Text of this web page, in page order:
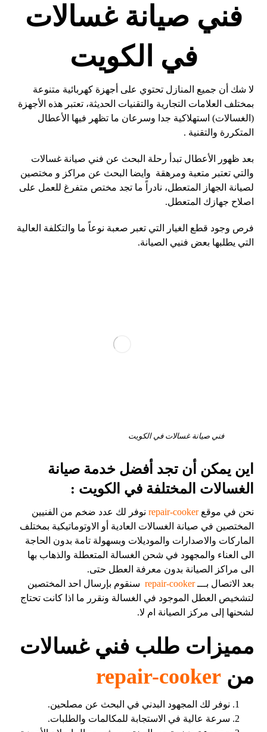
فني صيانة غسالات
في الكويت
لا شك أن جميع المنازل تحتوي على أجهزة كهربائية متنوعة
بمختلف العلامات التجارية والتقنيات الحديثة، تعتبر هذه الأجهزة
(الغسالات) استهلاكية جدا وسرعان ما تظهر فيها الأعطال
المتكررة والتقنية .
بعد ظهور الأعطال تبدأ رحلة البحث عن فني صيانة غسالات
والتي تعتبر متعبة ومرهقة وايضا البحث عن مراكز و مختصين
لصيانة الجهاز المتعطل، نادراً ما تجد مختص متفرغ للعمل على
اصلاح جهازك المتعطل.
فرص وجود قطع الغيار التي تعبر صعبة نوعاً ما والتكلفة العالية
التي يطلبها بعض فنيي الصيانة.
فني صيانة غسالات في الكويت
اين يمكن أن تجد أفضل خدمة صيانة
الغسالات المختلفة في الكويت :
نحن في موقعrepair-cooker نوفر لك عدد ضخم من الفنيين
المختصين في صيانة الغسالات العادية أو الاوتوماتيكية بمختلف
الماركات والاصدارات والموديلات وبسهولة تامة بدون الحاجة
الى العناء والمجهود في شحن الغسالة المتعطلة والذهاب بها
الى مراكز الصيانة بدون معرفة العطل حتى.
بعد الاتصال بـــrepair-cooker سنقوم بإرسال احد المختصين
لتشخيص العطل الموجود في الغسالة ونقرر ما اذا كانت تحتاج
لشحنها إلى مركز الصيانة ام لا.
مميزات طلب فني غسالات
منrepair-cooker
نوفر لك المجهود البدني في البحث عن مصلحين.
سرعة عالية في الاستجابة للمكالمات والطلبات.